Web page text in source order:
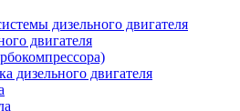
дизельного двигателя
двигателя
дизельного двигателя